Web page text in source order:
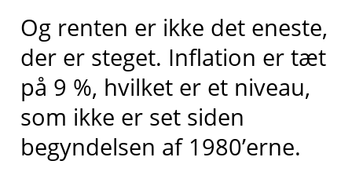
Og renten er ikke det eneste,
der er steget. Inflation er tæt
på 9 %, hvilket er et niveau,
som ikke er set siden
begyndelsen af 1980’erne.